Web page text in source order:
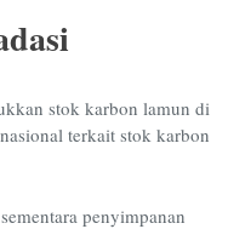
stok karbon lamun di
terkait stok karbon
penyimpanan